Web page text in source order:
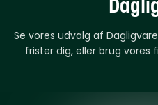
Se vores udvalg af
frister dig, eller brug